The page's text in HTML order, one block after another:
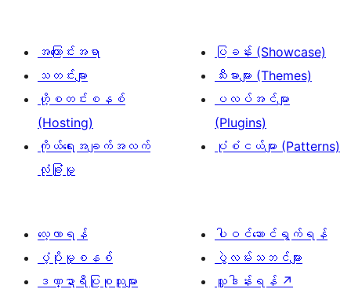
အကြောင်းအရာ
သတင်းများ
ဟို့စတင်းစနစ်
(Hosting)
ကိုယ်ရေးအချက်အလက်
လုံခြုံမှု
ပြခန်း (Showcase)
သီးမားများ (Themes)
ပလပ်အင်များ
(Plugins)
ပုံစံငယ်များ (Patterns)
လေ့လာရန်
ပံ့ပိုးမှုစနစ်
ဒဏ္ဍာရီပြုစုသူများ
ပါဝင်ဆောင်ရွက်ရန်
ပွဲလမ်းသဘင်များ
လှူဒါန်းရန် ↗